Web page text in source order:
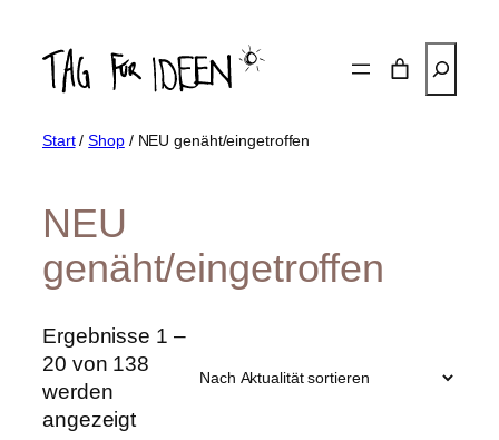
Inhalt
springen
Start/Shop/ NEU genäht/eingetroffen
NEU
genäht/eingetroffen
Ergebnisse 1 –
20 von 138
werden
angezeigtNach